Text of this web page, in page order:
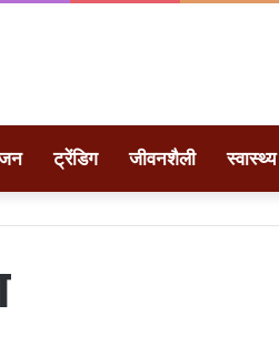
ट्रेंडिग जीवनशैली स्वास्थ्य